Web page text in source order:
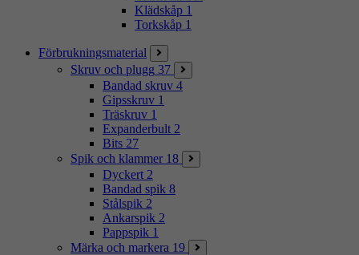
Klädskåp 1
Torkskåp 1
Förbrukningsmaterial
Skruv och plugg 37
Bandad skruv 4
Gipsskruv 1
Träskruv 1
Expanderbult 2
Bits 27
Spik och klammer 18
Dyckert 2
Bandad spik 8
Stålspik 2
Ankarspik 2
Pappspik 1
Märka och markera 19